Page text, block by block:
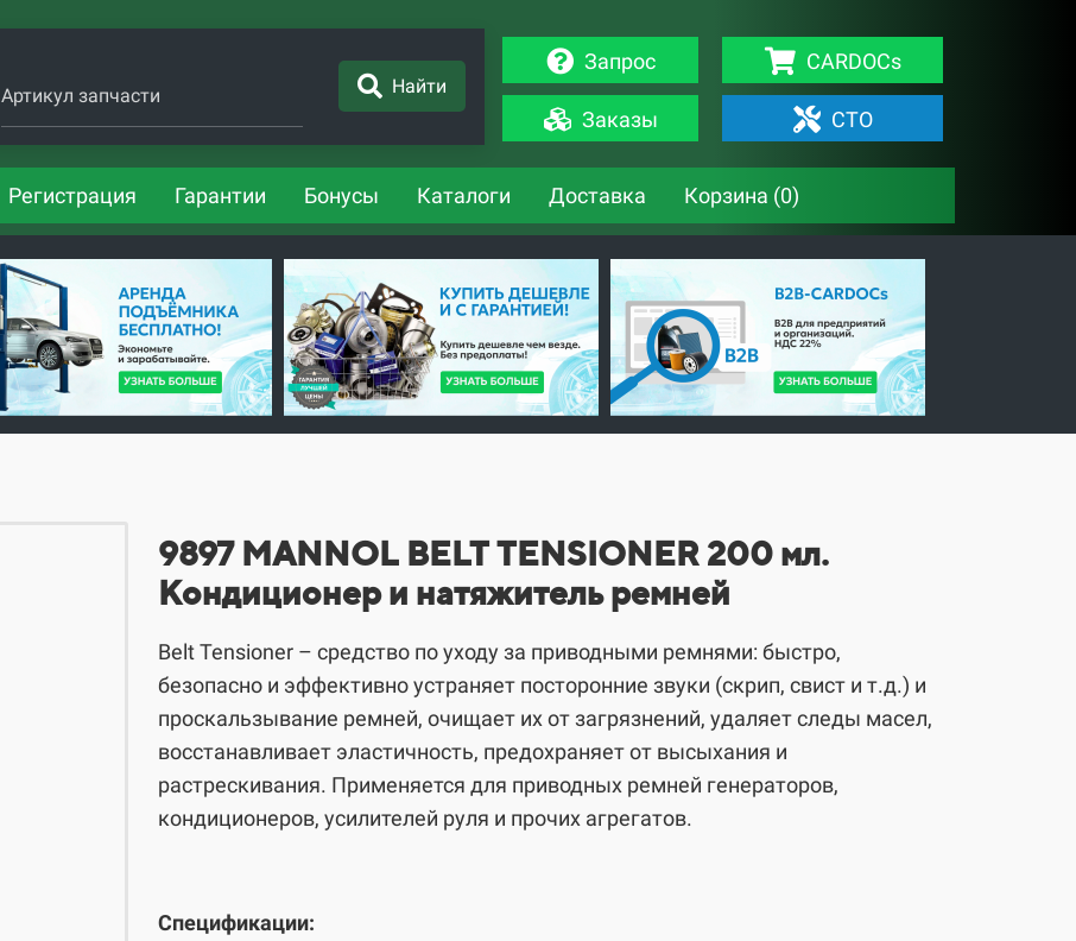
Артикул запчасти Найти
Запрос
Заказы
CARDOCs
СТО
Регистрация Гарантии Бонусы Каталоги Доставка Корзина (0)
​​​​9897 MANNOL BELT TENSIONER 200 мл.
Кондиционер и натяжитель ремней
Belt Tensioner – средство по уходу за приводными ремнями: быстро,
безопасно и эффективно устраняет посторонние звуки (скрип, свист и т.д.) и
проскальзывание ремней, очищает их от загрязнений, удаляет следы масел,
восстанавливает эластичность, предохраняет от высыхания и
растрескивания. Применяется для приводных ремней генераторов,
кондиционеров, усилителей руля и прочих агрегатов.
Спецификации: